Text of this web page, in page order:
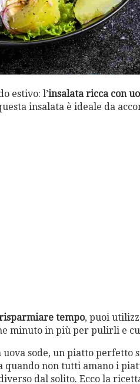
estivo: l’insalata ricca con
insalata è ideale da
tempo, puoi
minuto in più per pulirli e
sode, un piatto perfetto
quando non tutti amano i
dal solito. Ecco la